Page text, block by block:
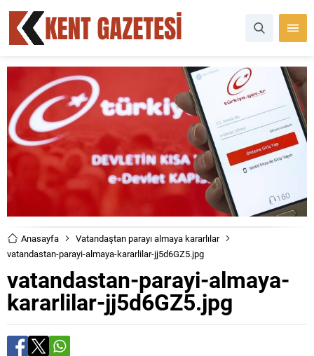
Anasayfa
Vatandaştan parayı almaya kararlılar
vatandastan-parayi-almaya-kararlilar-jj5d6GZ5.jpg
vatandastan-parayi-almaya-
kararlilar-jj5d6GZ5.jpg